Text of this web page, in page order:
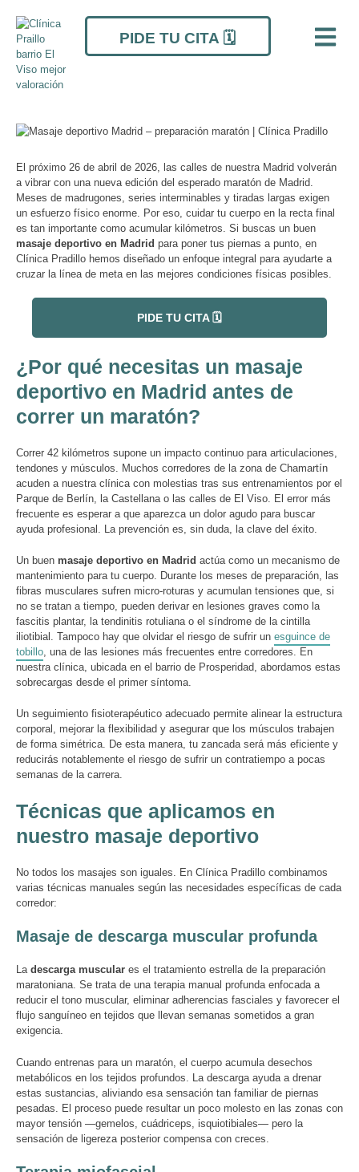
contenido
PIDE TU CITA 🗓️
El próximo 26 de abril de 2026, las calles de nuestra Madrid volverán
a vibrar con una nueva edición del esperado maratón de Madrid.
Meses de madrugones, series interminables y tiradas largas exigen
un esfuerzo físico enorme. Por eso, cuidar tu cuerpo en la recta final
es tan importante como acumular kilómetros. Si buscas un buen
masaje deportivo en Madrid para poner tus piernas a punto, en
Clínica Pradillo hemos diseñado un enfoque integral para ayudarte a
cruzar la línea de meta en las mejores condiciones físicas posibles.
PIDE TU CITA 🗓️
¿Por qué necesitas un masaje
deportivo en Madrid antes de
correr un maratón?
Correr 42 kilómetros supone un impacto continuo para articulaciones,
tendones y músculos. Muchos corredores de la zona de Chamartín
acuden a nuestra clínica con molestias tras sus entrenamientos por el
Parque de Berlín, la Castellana o las calles de El Viso. El error más
frecuente es esperar a que aparezca un dolor agudo para buscar
ayuda profesional. La prevención es, sin duda, la clave del éxito.
Un buen masaje deportivo en Madrid actúa como un mecanismo de
mantenimiento para tu cuerpo. Durante los meses de preparación, las
fibras musculares sufren micro-roturas y acumulan tensiones que, si
no se tratan a tiempo, pueden derivar en lesiones graves como la
fascitis plantar, la tendinitis rotuliana o el síndrome de la cintilla
iliotibial. Tampoco hay que olvidar el riesgo de sufrir un esguince de
tobillo , una de las lesiones más frecuentes entre corredores. En
nuestra clínica, ubicada en el barrio de Prosperidad, abordamos estas
sobrecargas desde el primer síntoma.
Un seguimiento fisioterapéutico adecuado permite alinear la estructura
corporal, mejorar la flexibilidad y asegurar que los músculos trabajen
de forma simétrica. De esta manera, tu zancada será más eficiente y
reducirás notablemente el riesgo de sufrir un contratiempo a pocas
semanas de la carrera.
Técnicas que aplicamos en
nuestro masaje deportivo
No todos los masajes son iguales. En Clínica Pradillo combinamos
varias técnicas manuales según las necesidades específicas de cada
corredor:
Masaje de descarga muscular profunda
La descarga muscular es el tratamiento estrella de la preparación
maratoniana. Se trata de una terapia manual profunda enfocada a
reducir el tono muscular, eliminar adherencias fasciales y favorecer el
flujo sanguíneo en tejidos que llevan semanas sometidos a gran
exigencia.
Cuando entrenas para un maratón, el cuerpo acumula desechos
metabólicos en los tejidos profundos. La descarga ayuda a drenar
estas sustancias, aliviando esa sensación tan familiar de piernas
pesadas. El proceso puede resultar un poco molesto en las zonas con
mayor tensión —gemelos, cuádriceps, isquiotibiales— pero la
sensación de ligereza posterior compensa con creces.
de
entradas